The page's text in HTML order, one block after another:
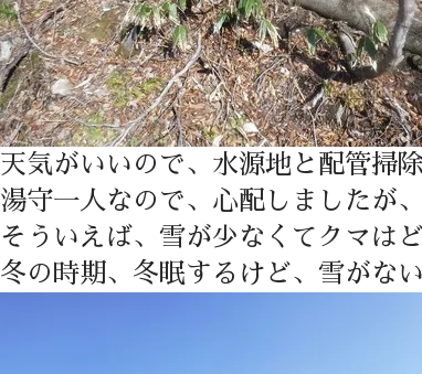
天気がいいので、水源地と配管掃
湯守一人なので、心配しましたが、
そういえば、雪が少なくてクマは
冬の時期、冬眠するけど、雪がな